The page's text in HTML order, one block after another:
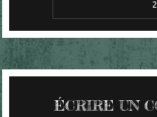
ÉCRIRE UN